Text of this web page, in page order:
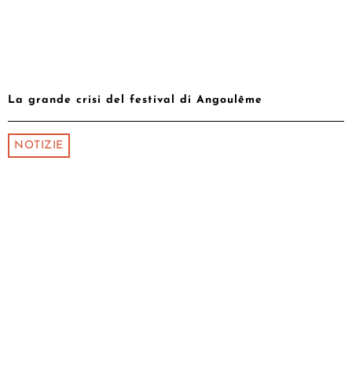
La grande crisi del festival di Angoulême
NOTIZIE